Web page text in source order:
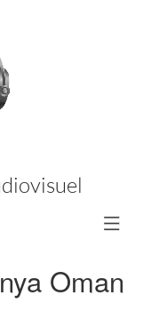
Oman